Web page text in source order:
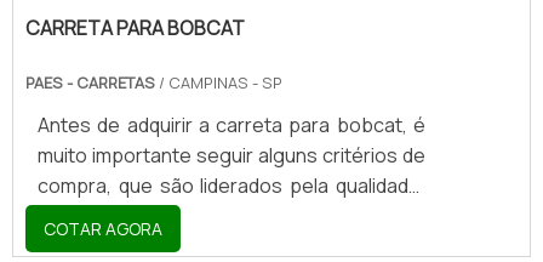
CARRETA PARA BOBCAT
PAES - CARRETAS / CAMPINAS - SP
Antes de adquirir a carreta para bobcat, é
muito importante seguir alguns critérios de
compra, que são liderados pela qualidade,
tendo em vista que é um fator capaz de
interferir diretamente no oferecimento de
COTAR AGORA